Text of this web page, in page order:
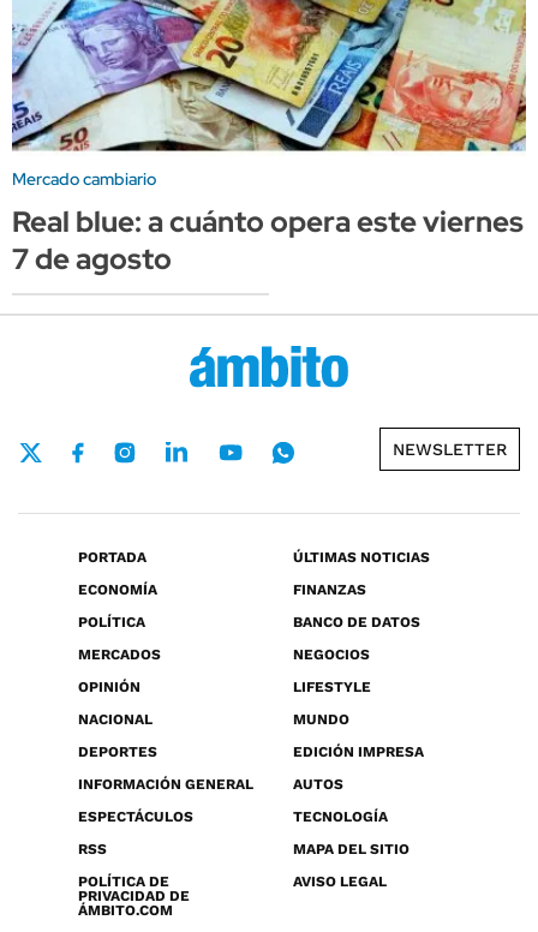
Mercado cambiario
Real blue: a cuánto opera este viernes
7 de agosto
NEWSLETTER
PORTADA
ÚLTIMAS NOTICIAS
ECONOMÍA
FINANZAS
POLÍTICA
BANCO DE DATOS
MERCADOS
NEGOCIOS
OPINIÓN
LIFESTYLE
NACIONAL
MUNDO
DEPORTES
EDICIÓN IMPRESA
INFORMACIÓN GENERAL
AUTOS
ESPECTÁCULOS
TECNOLOGÍA
RSS
MAPA DEL SITIO
POLÍTICA DE
PRIVACIDAD DE
ÁMBITO.COM
AVISO LEGAL